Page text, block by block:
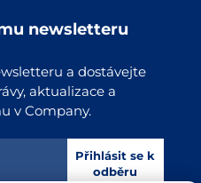
newsletteru
a dostávejte
aktualizace a
v Company.
Přihlásit se k
odběru